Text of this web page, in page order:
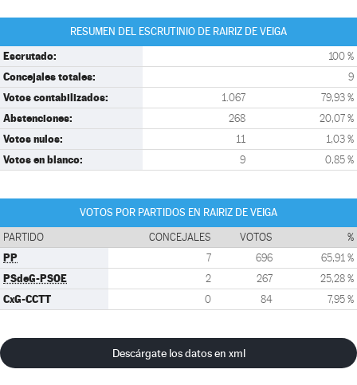
RESUMEN DEL ESCRUTINIO DE RAIRIZ DE VEIGA
Escrutado: 100 %
Concejales totales: 9
Votos contabilizados: 1.067 79,93 %
Abstenciones: 268 20,07 %
Votos nulos: 11 1,03 %
Votos en blanco: 9 0,85 %
VOTOS POR PARTIDOS EN RAIRIZ DE VEIGA
PARTIDO CONCEJALES VOTOS %
PP 7 696 65,91 %
PSdeG-PSOE 2 267 25,28 %
CxG-CCTT 0 84 7,95 %
Descárgate los datos en xml